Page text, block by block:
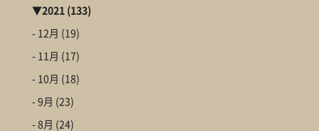
▼2021 (133)
- 12月 (19)
- 11月 (17)
- 10月 (18)
- 9月 (23)
- 8月 (24)